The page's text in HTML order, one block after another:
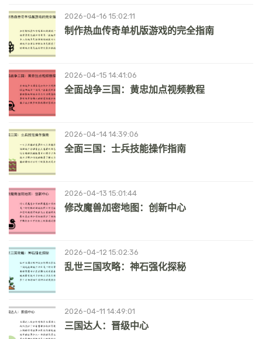
2026-04-16 15:02:11
制作热血传奇单机版游戏的完全指南
2026-04-15 14:41:06
全面战争三国：黄忠加点视频教程
2026-04-14 14:39:06
全面三国：士兵技能操作指南
2026-04-13 15:01:44
修改魔兽加密地图：创新中心
2026-04-12 15:02:36
乱世三国攻略：神石强化探秘
2026-04-11 14:49:01
三国达人：晋级中心